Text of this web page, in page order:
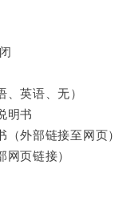
英语、无）
明书
外部链接至网页）
页链接）